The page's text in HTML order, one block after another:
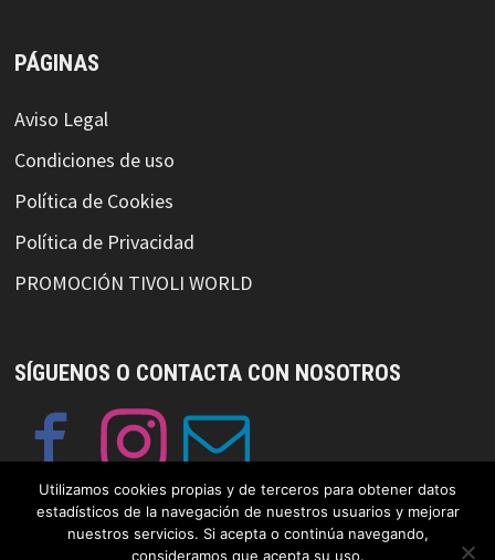
PÁGINAS
Aviso Legal
Condiciones de uso
Política de Cookies
Política de Privacidad
PROMOCIÓN TIVOLI WORLD
SÍGUENOS O CONTACTA CON NOSOTROS
Utilizamos cookies propias y de terceros para obtener datos
estadísticos de la navegación de nuestros usuarios y mejorar
nuestros servicios. Si acepta o continúa navegando,
consideramos que acepta su uso.